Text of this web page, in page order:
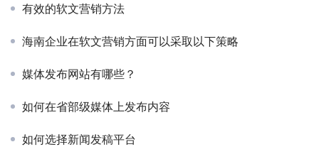
有效的软文营销方法
海南企业在软文营销方面可以采取以下策略
媒体发布网站有哪些？
如何在省部级媒体上发布内容
如何选择新闻发稿平台